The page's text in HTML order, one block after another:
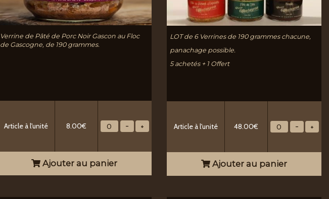
Verrine de Pâté de Porc Noir Gascon au Floc
de Gascogne, de 190 grammes.
Article à l'unité 8.00€
Ajouter au panier
LOT de 6 Verrines de 190 grammes chacune,
panachage possible.
5 achetés + 1 Offert
Article à l'unité 48.00€
Ajouter au panier